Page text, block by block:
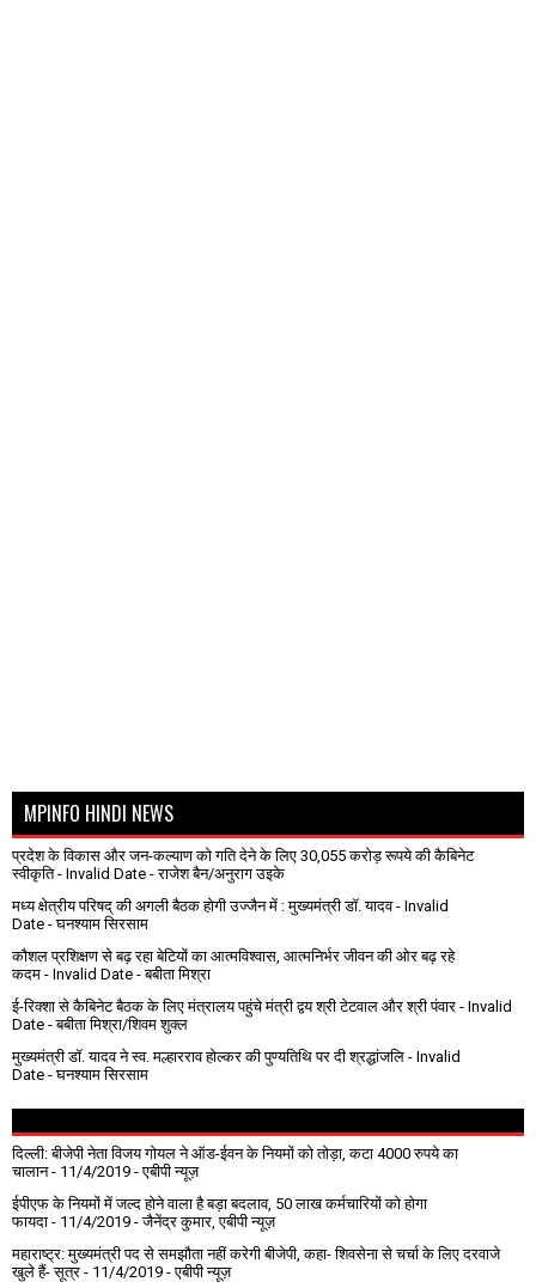
MPINFO HINDI NEWS
प्रदेश के विकास और जन-कल्याण को गति देने के लिए 30,055 करोड़ रूपये की कैबिनेट
स्वीकृति- Invalid Date - राजेश बैन/अनुराग उइके
मध्य क्षेत्रीय परिषद् की अगली बैठक होगी उज्जैन में : मुख्यमंत्री डॉ. यादव- Invalid
Date - घनश्याम सिरसाम
कौशल प्रशिक्षण से बढ़ रहा बेटियों का आत्मविश्वास, आत्मनिर्भर जीवन की ओर बढ़ रहे
कदम - Invalid Date - बबीता मिश्रा
ई-रिक्शा से कैबिनेट बैठक के लिए मंत्रालय पहुंचे मंत्री द्वय श्री टेटवाल और श्री पंवार - Invalid
Date - बबीता मिश्रा/शिवम शुक्ल
मुख्यमंत्री डॉ. यादव ने स्व. मल्हारराव होल्कर की पुण्यतिथि पर दी श्रद्धांजलि - Invalid
Date - घनश्याम सिरसाम
दिल्ली: बीजेपी नेता विजय गोयल ने ऑड-ईवन के नियमों को तोड़ा, कटा 4000 रुपये का
चालान- 11/4/2019 - एबीपी न्यूज़
ईपीएफ के नियमों में जल्द होने वाला है बड़ा बदलाव, 50 लाख कर्मचारियों को होगा
फायदा - 11/4/2019 - जैनेंद्र कुमार, एबीपी न्यूज़
महाराष्ट्र: मुख्यमंत्री पद से समझौता नहीं करेगी बीजेपी, कहा- शिवसेना से चर्चा के लिए दरवाजे
खुले हैं- सूत्र - 11/4/2019 - एबीपी न्यूज़